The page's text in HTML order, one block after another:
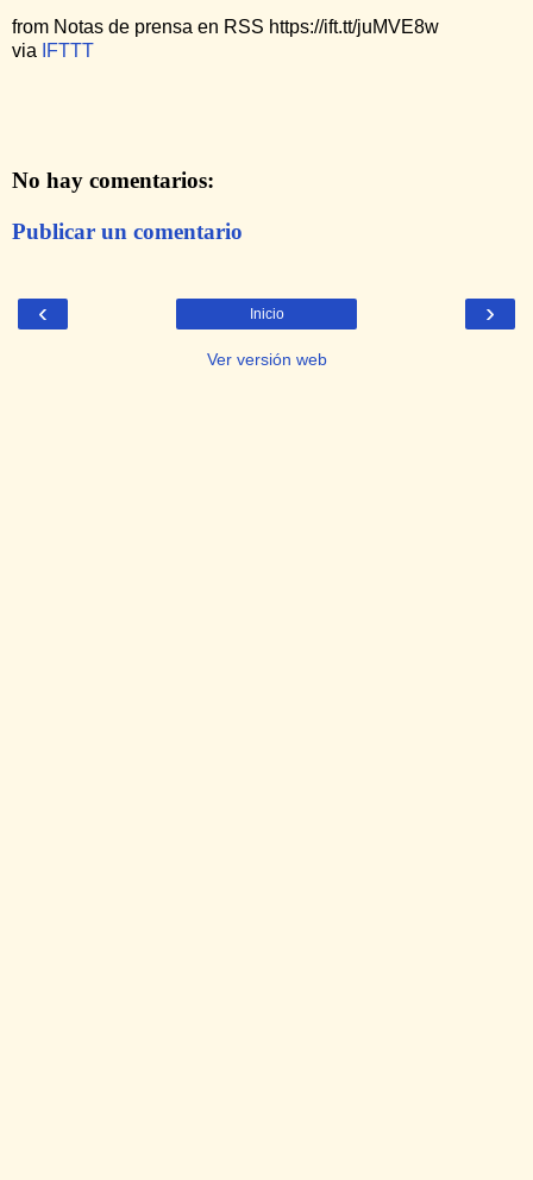
from Notas de prensa en RSS https://ift.tt/juMVE8w
via
IFTTT
No hay comentarios:
Publicar un comentario
‹ ›
Inicio
Ver versión web